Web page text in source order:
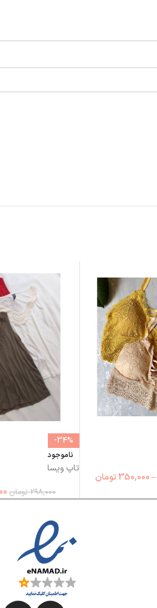
–
350,000 تومان
-34%
ناموجود
تاپ ویسا
298,000 تومان